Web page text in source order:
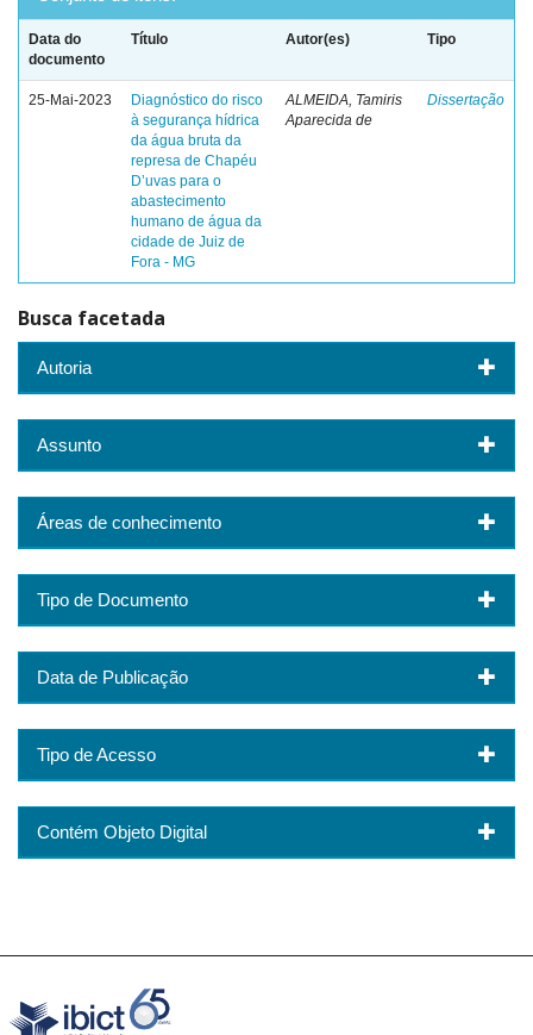
Data do
documento
Título Autor(es) Tipo
25-Mai-2023
Diagnóstico do risco
à segurança hídrica
da água bruta da
represa de Chapéu
D’uvas para o
abastecimento
humano de água da
cidade de Juiz de
Fora - MG
ALMEIDA, Tamiris
Aparecida de
Dissertação
Busca facetada
Autoria
Assunto
Áreas de conhecimento
Tipo de Documento
Data de Publicação
Tipo de Acesso
Contém Objeto Digital